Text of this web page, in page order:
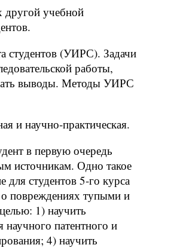
другой учебной
студентов (УИРС). Задачи
работы,
выводы. Методы УИРС
и научно-практическая.
в первую очередь
источникам. Одно такое
для студентов 5-го курса
о повреждениях тупыми и
1) научить
патентного и
4) научить